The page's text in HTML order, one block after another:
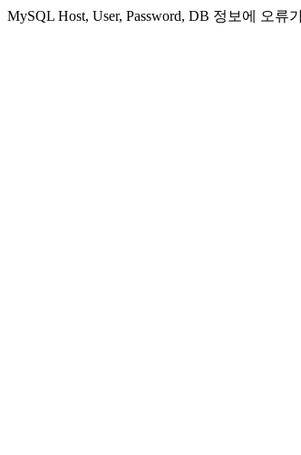
MySQL Host, User, Password, DB 정보에 오류